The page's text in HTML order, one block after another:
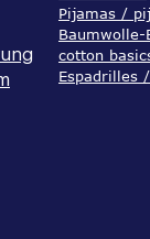
Pijamas /
Baumwolle-
cotton
Espadrilles